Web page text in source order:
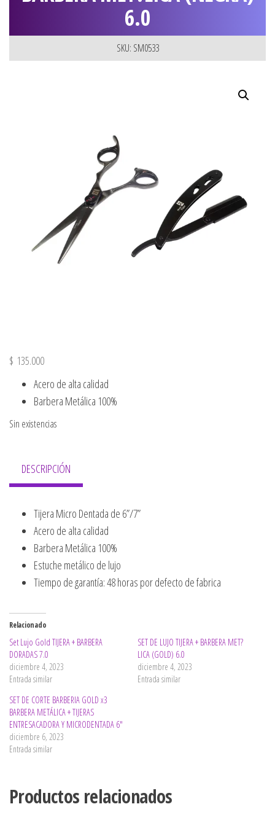
6.0
SKU: SM0533
$ 135.000
Acero de alta calidad
Barbera Metálica 100%
Sin existencias
DESCRIPCIÓN
Tijera Micro Dentada de 6”/7”
Acero de alta calidad
Barbera Metálica 100%
Estuche metálico de lujo
Tiempo de garantía: 48 horas por defecto de fabrica
Relacionado
Set Lujo Gold TIJERA + BARBERA
DORADAS 7.0
diciembre 4, 2023
Entrada similar
SET DE LUJO TIJERA + BARBERA MET?
LICA (GOLD) 6.0
diciembre 4, 2023
Entrada similar
SET DE CORTE BARBERIA GOLD x3
BARBERA METÁLICA + TIJERAS
ENTRESACADORA Y MICRODENTADA 6″
diciembre 6, 2023
Entrada similar
Productos relacionados